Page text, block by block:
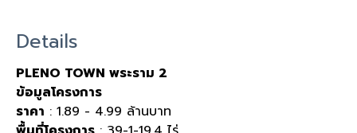
Details
PLENO TOWN พระราม 2
ข้อมูลโครงการ
ราคา : 1.89 - 4.99 ล้านบาท